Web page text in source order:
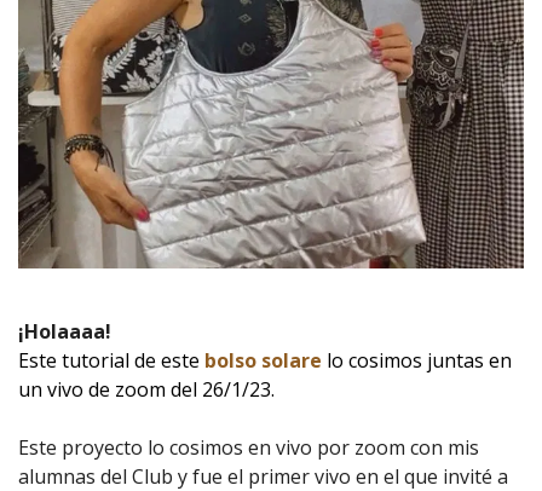
¡Holaaaa!
Este tutorial de este bolso solare lo cosimos juntas en
un vivo de zoom del 26/1/23.
Este proyecto lo cosimos en vivo por zoom con mis
alumnas del Club y fue el primer vivo en el que invité a